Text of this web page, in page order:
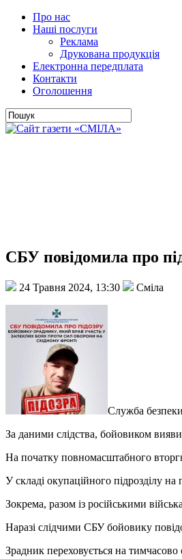
Про нас
Наші послуги
Реклама
Друкована продукція
Електронна передплата
Контакти
Оголошення
СБУ повідомила про
24 Травня 2024, 13:30 Сміла
Служба
За даними слідства, бойовиком
На початку повномасштабного
У складі окупаційного підрозділу
Зокрема, разом із російськими
Наразі слідчими СБУ бойовику
Зрадник переховується на